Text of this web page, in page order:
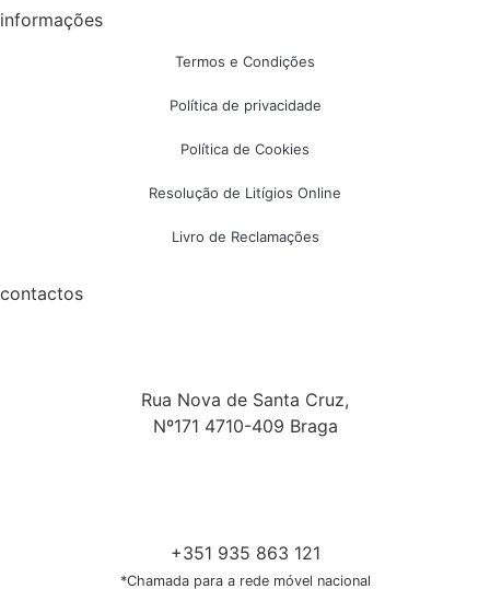
informações
Termos e Condições
Política de privacidade
Política de Cookies
Resolução de Litígios Online
Livro de Reclamações
contactos
Rua Nova de Santa Cruz,
Nº171 4710-409 Braga
+351 935 863 121
*Chamada para a rede móvel nacional